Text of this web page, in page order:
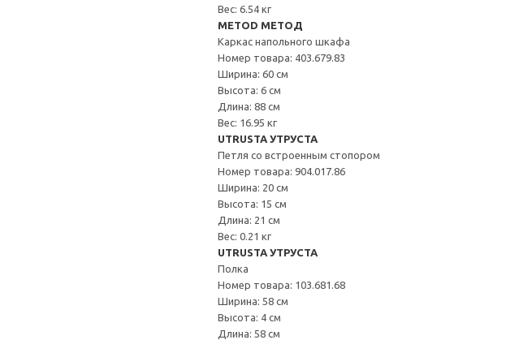
Вес: 6.54 кг
METOD МЕТОД
Каркас напольного шкафа
Номер товара: 403.679.83
Ширина: 60 см
Высота: 6 см
Длина: 88 см
Вес: 16.95 кг
UTRUSTA УТРУСТА
Петля со встроенным стопором
Номер товара: 904.017.86
Ширина: 20 см
Высота: 15 см
Длина: 21 см
Вес: 0.21 кг
UTRUSTA УТРУСТА
Полка
Номер товара: 103.681.68
Ширина: 58 см
Высота: 4 см
Длина: 58 см